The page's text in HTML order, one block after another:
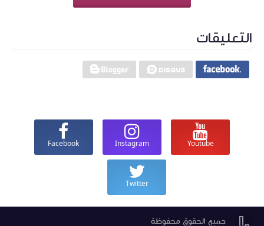
التعليقات
Youtube
Instagram
Facebook
Twitter
جميع الحقوق محفوظة